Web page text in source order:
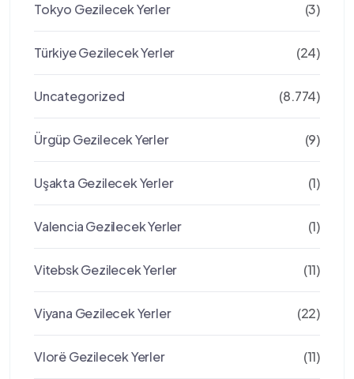
Tokyo Gezilecek Yerler (3)
Türkiye Gezilecek Yerler (24)
Uncategorized (8.774)
Ürgüp Gezilecek Yerler (9)
Uşakta Gezilecek Yerler (1)
Valencia Gezilecek Yerler (1)
Vitebsk Gezilecek Yerler (11)
Viyana Gezilecek Yerler (22)
Vlorë Gezilecek Yerler (11)